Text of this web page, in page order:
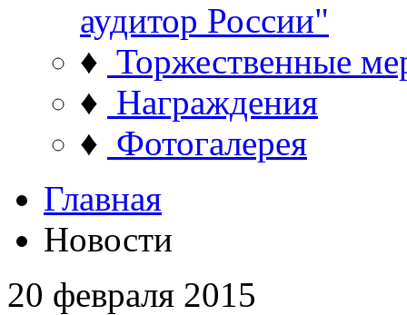
аудитор России"
♦ Торжественные
♦ Награждения
♦ Фотогалерея
Главная
Новости
20 февраля 2015